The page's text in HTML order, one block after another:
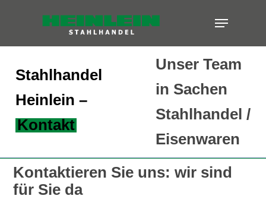
main
Menu
Stahlhandel
Heinlein –
Kontakt
Unser Team
in Sachen
Stahlhandel /
Eisenwaren
Kontaktieren Sie uns: wir sind
für Sie da